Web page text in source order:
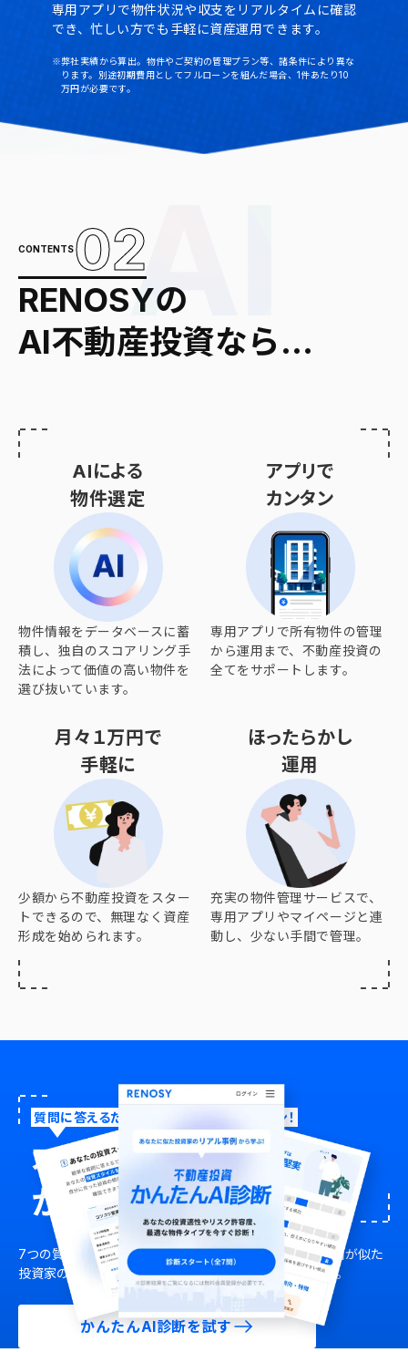
専用アプリで物件状況や収支をリアルタイムに確認
でき、忙しい方でも手軽に資産運用できます。
※弊社実績から算出。物件やご契約の管理プラン等、諸条件により異な
ります。
別途初期費用としてフルローンを組んだ場合、1件あたり10
万円が必要です。
CONTENTS02
RENOSYの
AI不動産投資なら…
AIによる
物件選定
物件情報をデータベースに蓄
積し、独自のスコアリング手
法によって価値の高い物件を
選び抜いています。
アプリで
カンタン
専用アプリで所有物件の管理
から運用まで、不動産投資の
全てをサポートします。
月々１万円で
手軽に
少額から不動産投資をスター
トできるので、無理なく資産
形成を始められます。
ほったらかし
運用
充実の物件管理サービスで、
専用アプリやマイページと連
動し、少ない手間で管理。
質問に答えるだけで、手軽にシミュレーション！
不動産投資
かんたんAI診断
7つの質問に答えるだけであなたの投資傾向を分析。傾向が似た
投資家のリアル事例から資産形成のヒントが得られます。
かんたんAI診断を試す